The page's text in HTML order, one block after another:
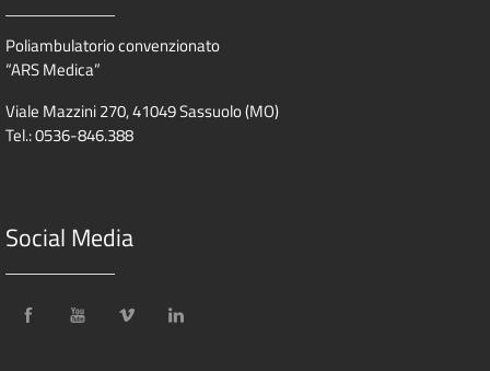
Poliambulatorio convenzionato
“ARS Medica”
Viale Mazzini 270, 41049 Sassuolo (MO)
Tel.: 0536-846.388
Social Media